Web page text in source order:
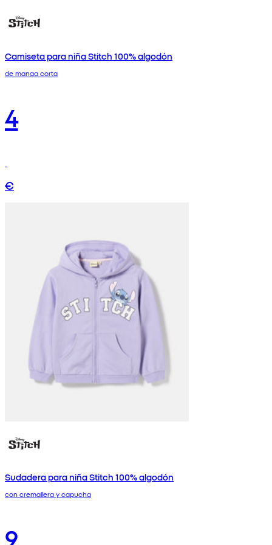
Camiseta para niña Stitch 100% algodón
de manga corta
4
€
Sudadera para niña Stitch 100% algodón
con cremallera y capucha
9